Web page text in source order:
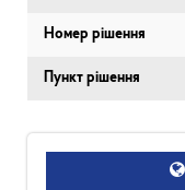
Номер рішення
Пункт рішення